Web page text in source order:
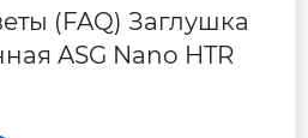
(FAQ) Заглушка
ASG Nano HTR